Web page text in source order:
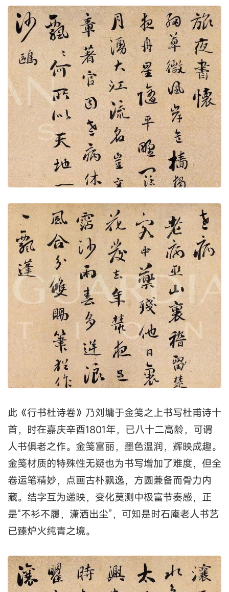
此《行书杜诗卷》乃刘墉于金笺之上书写杜甫诗十
首，时在嘉庆辛酉1801年，已八十二高龄，可谓
人书俱老之作。金笺富丽，墨色温润，辉映成趣。
金笺材质的特殊性无疑也为书写增加了难度，但全
卷运笔精妙，点画古朴飘逸，方圆兼备而骨力内
藏。结字互为递映，变化莫测中极富节奏感，正
是“不衫不履，潇洒出尘”，可知是时石庵老人书艺
已臻炉火纯青之境。